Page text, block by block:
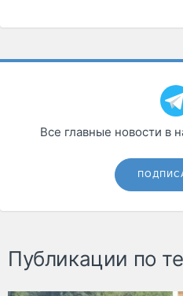
Все главные новости в
Публикации по